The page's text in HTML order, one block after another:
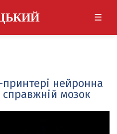
☰
нейронна
мозок